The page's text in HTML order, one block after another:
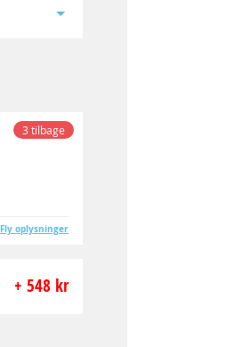
3 tilbage
Fly oplysninger
+ 548 kr